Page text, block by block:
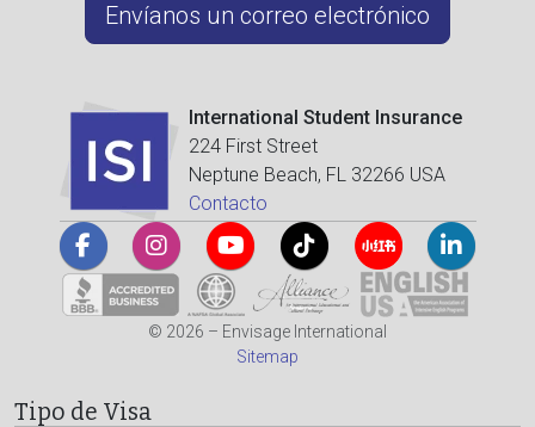
Envíanos un correo electrónico
International Student Insurance
224 First Street
Neptune Beach, FL 32266 USA
Contacto
© 2026 – Envisage International
Sitemap
Tipo de Visa